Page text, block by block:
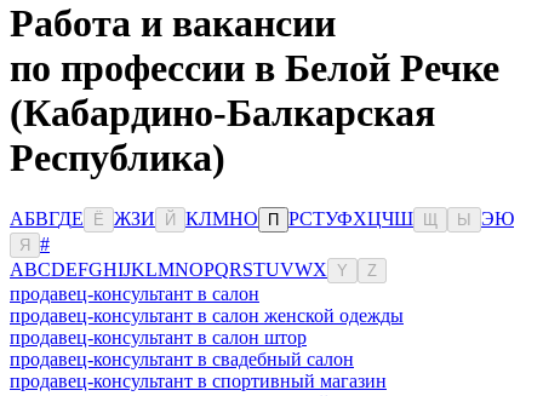
Работа и вакансии
по профессии в Белой Речке
(Кабардино-Балкарская
Республика)
АБВГДЕ Ё ЖЗИ Й КЛМНО П РСТУФХЦЧШ Ы ЭЮ
Я
#
ABCDEFGHIJKLMNOPQRSTUVWX Y Z
продавец-консультант в салон
продавец-консультант в салон женской одежды
продавец-консультант в салон штор
продавец-консультант в свадебный салон
продавец-консультант в спортивный магазин